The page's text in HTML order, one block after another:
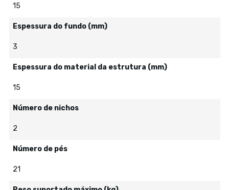
15
Espessura do fundo (mm)
3
Espessura do material da estrutura (mm)
15
Número de nichos
2
Número de pés
21